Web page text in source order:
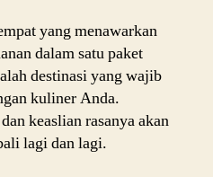
yang menawarkan
dalam satu paket
destinasi yang wajib
kuliner Anda.
keaslian rasanya akan
lagi dan lagi.